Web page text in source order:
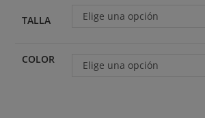
TALLA Elige una opción
COLOR Elige una opción